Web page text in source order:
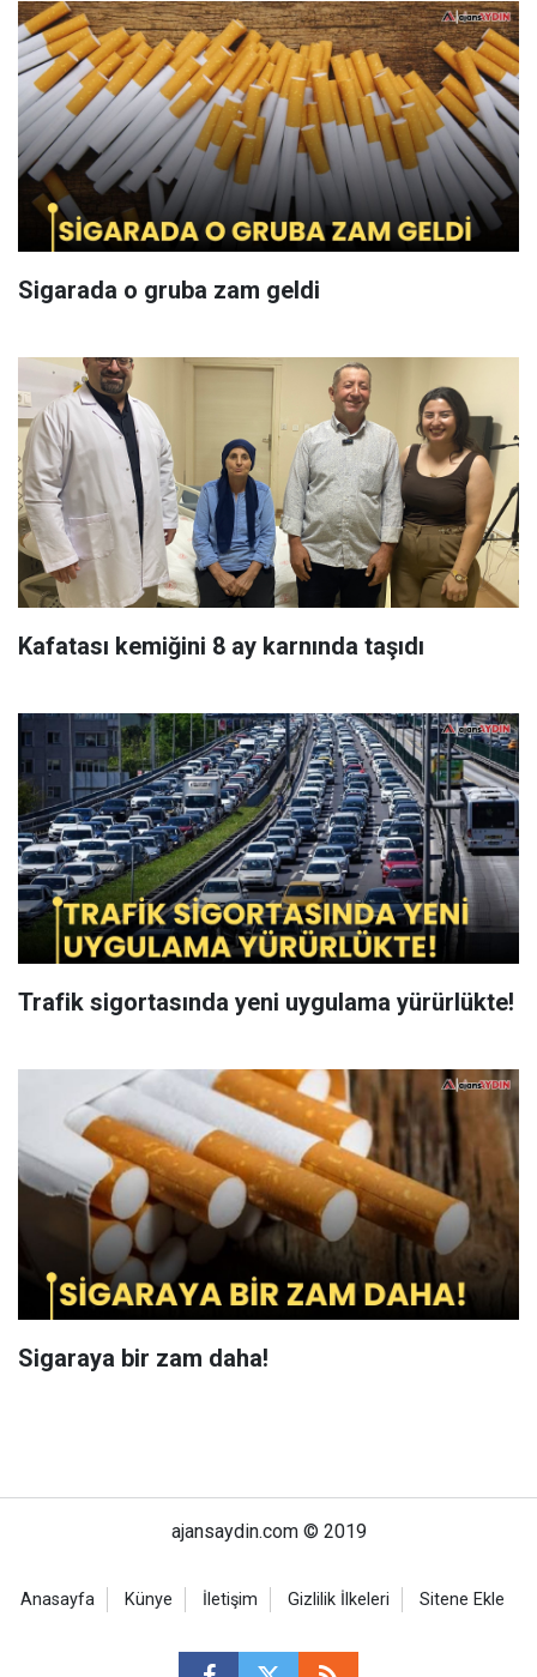
Sigarada o gruba zam geldi
Kafatası kemiğini 8 ay karnında taşıdı
Trafik sigortasında yeni uygulama yürürlükte!
Sigaraya bir zam daha!
ajansaydin.com © 2019
Anasayfa Künye İletişim Gizlilik İlkeleri Sitene Ekle